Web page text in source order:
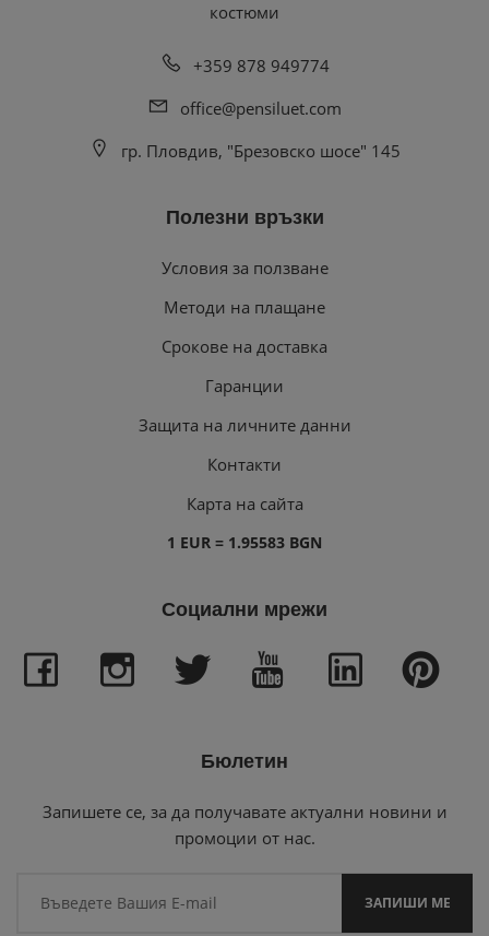
костюми
+359 878 949774
office@pensiluet.com
гр. Пловдив, "Брезовско шосе" 145
Полезни връзки
Условия за ползване
Методи на плащане
Срокове на доставка
Гаранции
Защита на личните данни
Контакти
Карта на сайта
1 EUR = 1.95583 BGN
Социални мрежи
Бюлетин
Запишете се, за да получавате актуални новини и
промоции от нас.